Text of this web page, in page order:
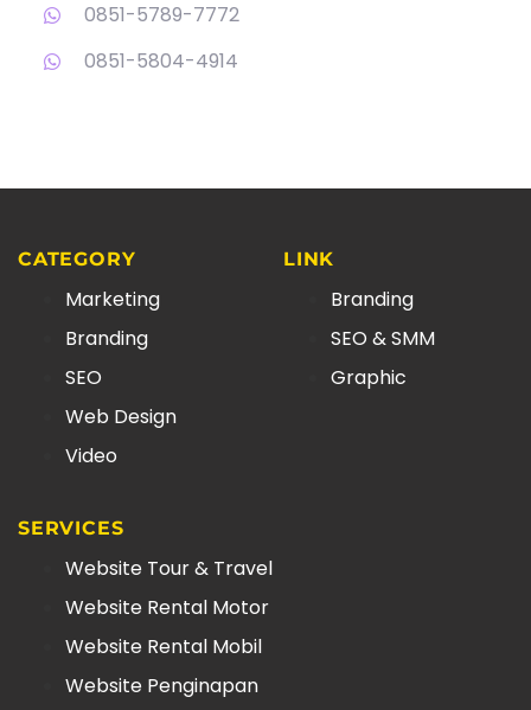
0851-5789-7772
0851-5804-4914
CATEGORY
Marketing
Branding
SEO
Web Design
Video
LINK
Branding
SEO & SMM
Graphic
SERVICES
Website Tour & Travel
Website Rental Motor
Website Rental Mobil
Website Penginapan